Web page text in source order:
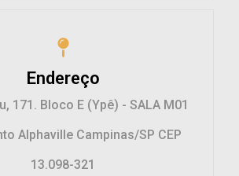
Endereço
171. Bloco E (Ypê) - SALA M01
Alphaville Campinas/SP CEP
13.098-321